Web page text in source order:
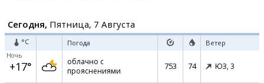
Сегодня, Пятница, 7 Августа
°C Погода Ветер
Ночь
+17°
облачно с
прояснениями
753 74 ЮЗ, 3